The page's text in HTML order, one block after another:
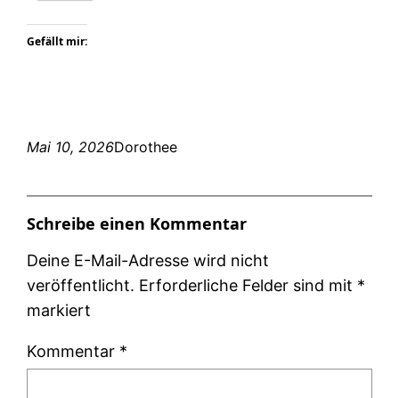
Gefällt mir:
Mai 10, 2026Dorothee
Schreibe einen Kommentar
Deine E-Mail-Adresse wird nicht
veröffentlicht. Erforderliche Felder sind mit *
markiert
Kommentar *